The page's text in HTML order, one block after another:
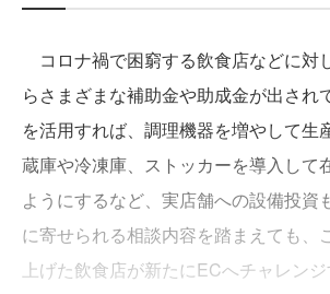
コロナ禍で困窮する飲食店などに対
らさまざまな補助金や助成金が出され
を活用すれば、調理機器を増やして生
蔵庫や冷凍庫、ストッカーを導入して
ようにするなど、実店舗への設備投資
に寄せられる相談内容を踏まえても、
上げた飲食店が新たにECへチャレン